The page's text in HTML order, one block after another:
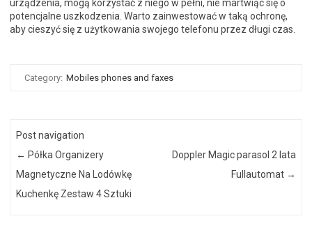
urządzenia, mogą korzystać z niego w pełni, nie martwiąc się o
potencjalne uszkodzenia. Warto zainwestować w taką ochronę,
aby cieszyć się z użytkowania swojego telefonu przez długi czas.
Category: Mobiles phones and faxes
Post navigation
← Półka Organizery
Magnetyczne Na Lodówkę
Kuchenkę Zestaw 4 Sztuki
Doppler Magic parasol 2 lata
Fullautomat →